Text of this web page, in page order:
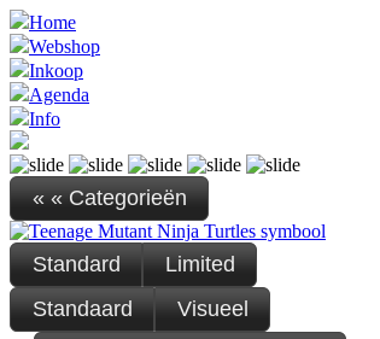
Home
Webshop
Inkoop
Agenda
Info
« « Categorieën
Standard
Limited
Standaard
Visueel